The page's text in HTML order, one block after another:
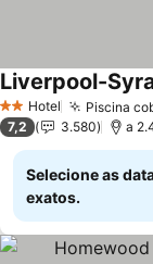
2 Estrelas
Hotel Piscina
Liverpool-
7,2 3.580 a
Selecione as
exatos.